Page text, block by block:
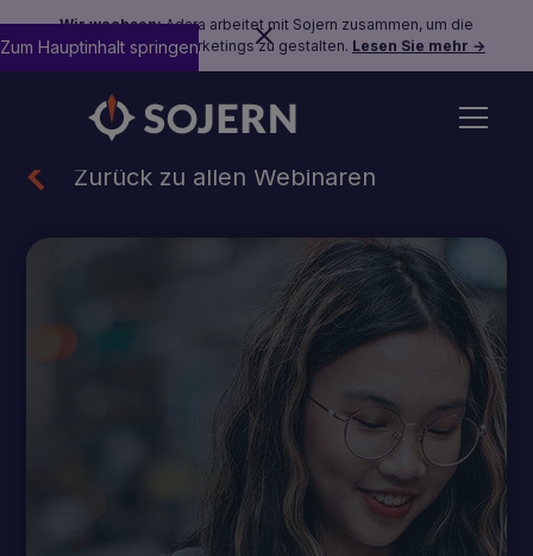
Wir wachsen:Adara arbeitet mit Sojern zusammen, um die
Zukunft des Reisemarketings zu gestalten. Lesen Sie mehr →
Zum Hauptinhalt springen
Zurück zu allen Webinaren